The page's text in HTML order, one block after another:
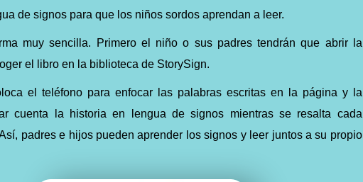
de signos para que los niños sordos aprendan a leer.
muy sencilla. Primero el niño o sus padres tendrán que abrir la
el libro en la biblioteca de StorySign.
el teléfono para enfocar las palabras escritas en la página y la
cuenta la historia en lengua de signos mientras se resalta cada
padres e hijos pueden aprender los signos y leer juntos a su propio